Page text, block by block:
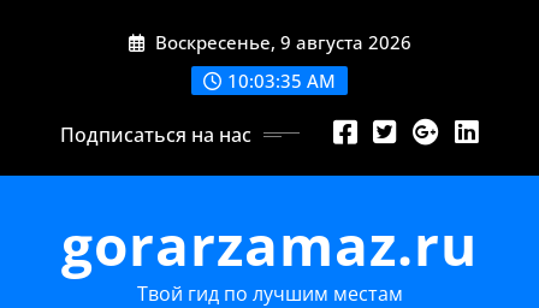
Воскресенье, 9 августа 2026
10:03:36 AM
Подписаться на нас
gorarzamaz.ru
Твой гид по лучшим местам